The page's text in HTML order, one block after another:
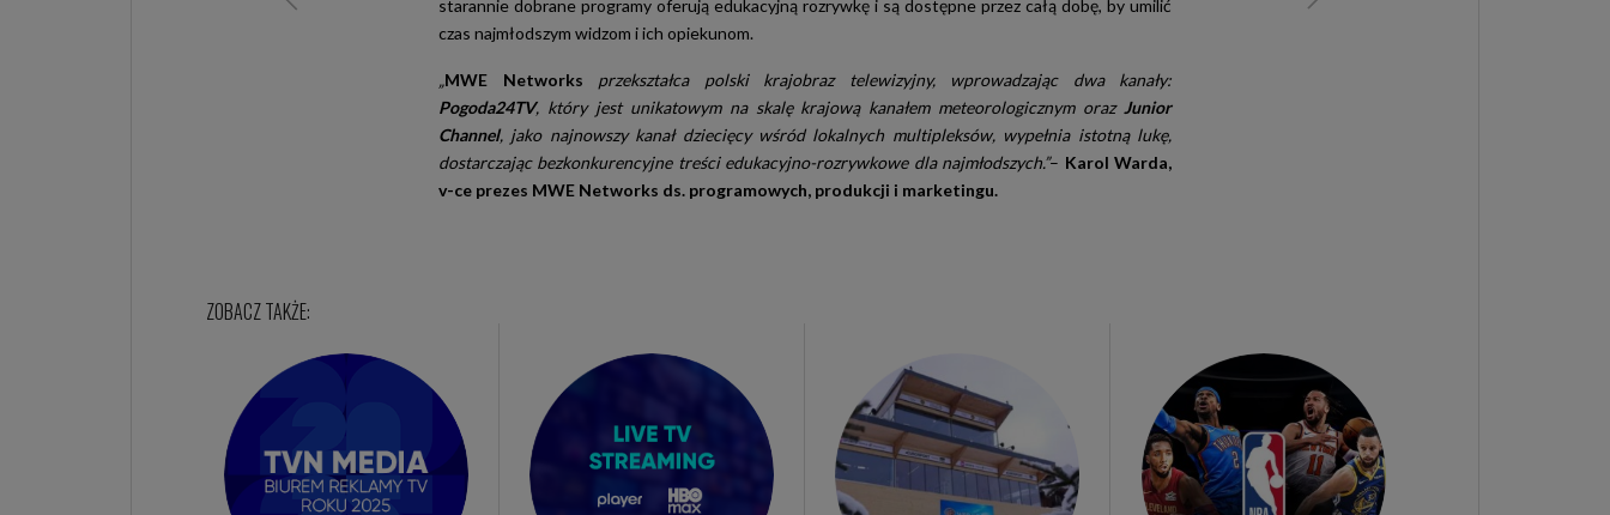
starannie dobrane programy oferują edukacyjną rozrywkę i są dostępne przez całą dobę, by umilić
czas najmłodszym widzom i ich opiekunom.
„MWE Networks przekształca polski krajobraz telewizyjny, wprowadzając dwa kanały:
Pogoda24TV, który jest unikatowym na skalę krajową kanałem meteorologicznym oraz Junior
Channel, jako najnowszy kanał dziecięcy wśród lokalnych multipleksów, wypełnia istotną lukę,
dostarczając bezkonkurencyjne treści edukacyjno-rozrywkowe dla najmłodszych.”– Karol Warda,
v-ce prezes MWE Networks ds. programowych, produkcji i marketingu.